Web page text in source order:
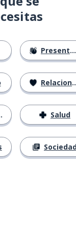
Presentándose
Relaciones
Salud